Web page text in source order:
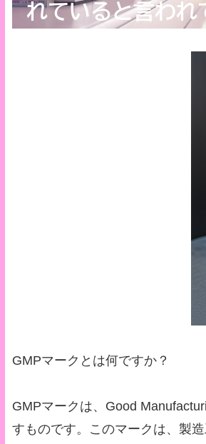
GMPマークとは何ですか？
GMPマークは、Good
すものです。このマークは、製